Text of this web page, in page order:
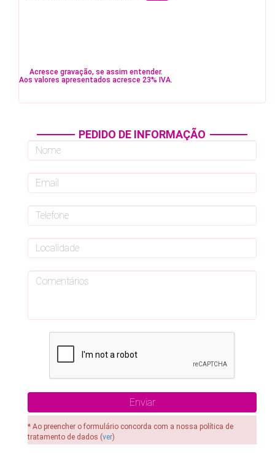
Acresce gravação, se assim entender.
Aos valores apresentados acresce 23% IVA.
PEDIDO DE INFORMAÇÃO
* Ao preencher o formulário concorda com a nossa política de
tratamento de dados (ver)